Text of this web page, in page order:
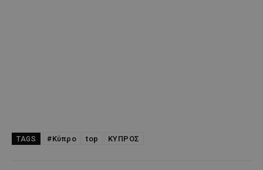
TAGS #Κύπρο top ΚΥΠΡΟΣ